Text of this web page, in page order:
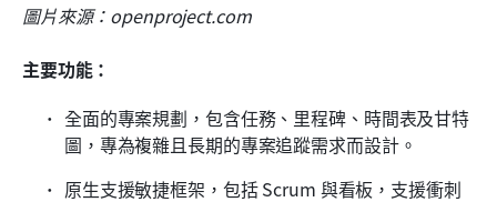
圖片來源：openproject.com
主要功能：
全面的專案規劃，包含任務、里程碑、時間表及甘特
圖，專為複雜且長期的專案追蹤需求而設計。
原生支援敏捷框架，包括 Scrum 與看板，支援衝刺